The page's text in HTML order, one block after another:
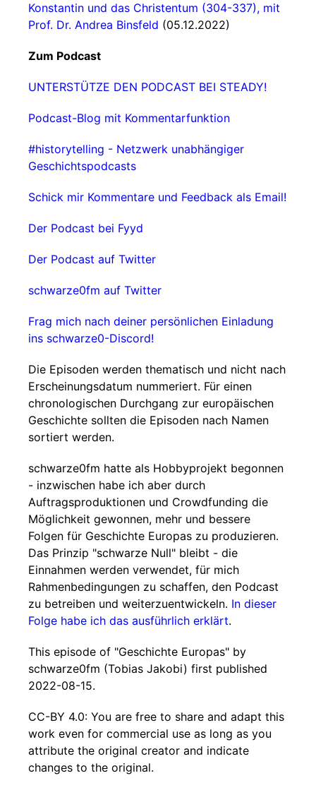
Konstantin und das Christentum (304-337), mit
Prof. Dr. Andrea Binsfeld (05.12.2022)
Zum Podcast
UNTERSTÜTZE DEN PODCAST BEI STEADY!
Podcast-Blog mit Kommentarfunktion
#historytelling - Netzwerk unabhängiger
Geschichtspodcasts
Schick mir Kommentare und Feedback als Email!
Der Podcast bei Fyyd
Der Podcast auf Twitter
schwarze0fm auf Twitter
Frag mich nach deiner persönlichen Einladung
ins schwarze0-Discord!
Die Episoden werden thematisch und nicht nach
Erscheinungsdatum nummeriert. Für einen
chronologischen Durchgang zur europäischen
Geschichte sollten die Episoden nach Namen
sortiert werden.
schwarze0fm hatte als Hobbyprojekt begonnen
- inzwischen habe ich aber durch
Auftragsproduktionen und Crowdfunding die
Möglichkeit gewonnen, mehr und bessere
Folgen für Geschichte Europas zu produzieren.
Das Prinzip "schwarze Null" bleibt - die
Einnahmen werden verwendet, für mich
Rahmenbedingungen zu schaffen, den Podcast
zu betreiben und weiterzuentwickeln. In dieser
Folge habe ich das ausführlich erklärt.
This episode of "Geschichte Europas" by
schwarze0fm (Tobias Jakobi) first published
2022-08-15.
CC-BY 4.0: You are free to share and adapt this
work even for commercial use as long as you
attribute the original creator and indicate
changes to the original.